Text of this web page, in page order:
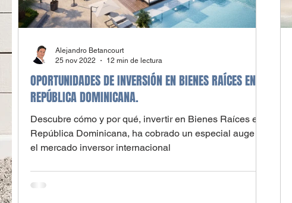
OPORTUNIDADES DE INVERSIÓN EN BIENES RAÍCES EN
REPÚBLICA DOMINICANA.
Descubre cómo y por qué, invertir en Bienes Raíces en
República Dominicana, ha cobrado un especial auge en
el mercado inversor internacional
Alejandro Betancourt
25 nov 2022
12 min de lectura